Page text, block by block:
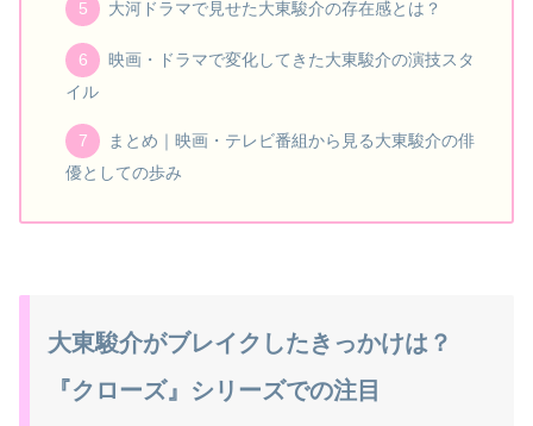
大河ドラマで見せた大東駿介の存在感とは？
映画・ドラマで変化してきた大東駿介の演技スタ
イル
まとめ｜映画・テレビ番組から見る大東駿介の俳
優としての歩み
大東駿介がブレイクしたきっかけは？
『クローズ』シリーズでの注目